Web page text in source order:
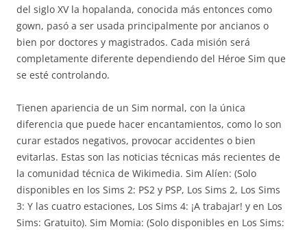
del siglo XV la hopalanda, conocida más entonces como
gown, pasó a ser usada principalmente por ancianos o
bien por doctores y magistrados. Cada misión será
completamente diferente dependiendo del Héroe Sim que
se esté controlando.
Tienen apariencia de un Sim normal, con la única
diferencia que puede hacer encantamientos, como lo son
curar estados negativos, provocar accidentes o bien
evitarlas. Estas son las noticias técnicas más recientes de
la comunidad técnica de Wikimedia. Sim Alíen: (Solo
disponibles en los Sims 2: PS2 y PSP, Los Sims 2, Los Sims
3: Y las cuatro estaciones, Los Sims 4: ¡A trabajar! y en Los
Sims: Gratuito). Sim Momia: (Solo disponibles en Los Sims: